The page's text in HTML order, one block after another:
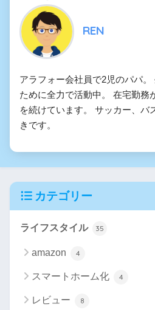
REN
アラフォー会社員で2児のパパ
ために全力で活動中。 在宅勤務
を続けています。 サッカー、バ
きです。
カテゴリー
ライフスタイル 35
amazon 4
スマートホーム化 4
レビュー 8